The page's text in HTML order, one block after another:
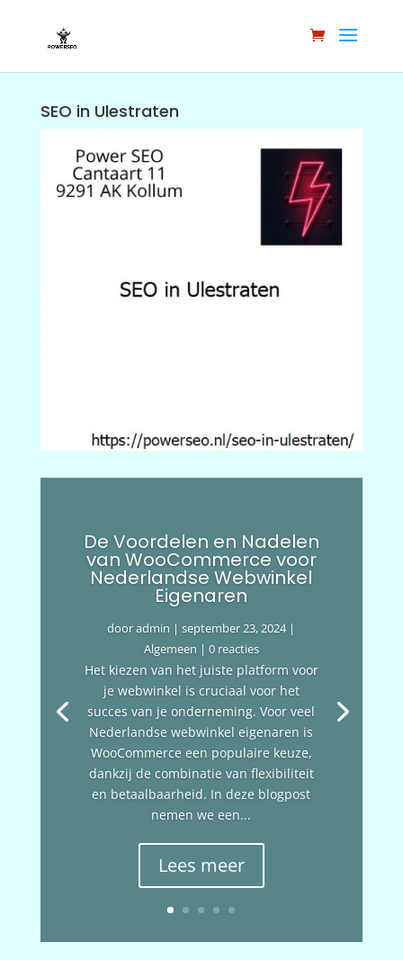
SEO in Ulestraten
De Voordelen en Nadelen
van WooCommerce voor
Nederlandse Webwinkel
Eigenaren
dooradmin |september 23, 2024|
Algemeen | 0 reacties
Het kiezen van het juiste platform voor
je webwinkel is cruciaal voor het
succes van je onderneming. Voor veel
Nederlandse webwinkel eigenaren is
WooCommerce een populaire keuze,
dankzij de combinatie van flexibiliteit
en betaalbaarheid. In deze blogpost
nemen we een...
Lees meer